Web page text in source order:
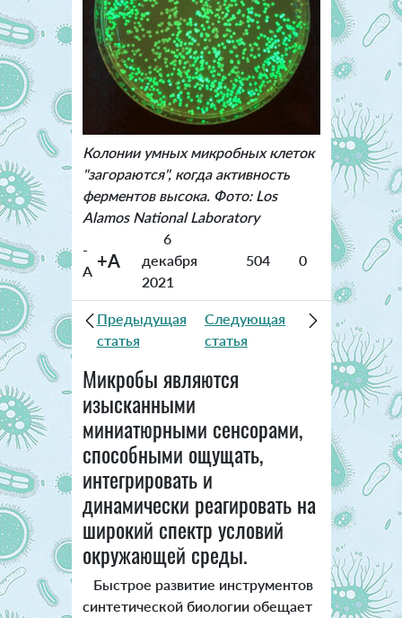
Колонии умных микробных клеток
"загораются", когда активность
ферментов высока. Фото: Los
Alamos National Laboratory
-
A +A
6
декабря
2021
504 0
Предыдущая
статья
Следующая
статья
Микробы являются
изысканными
миниатюрными сенсорами,
способными ощущать,
интегрировать и
динамически реагировать на
широкий спектр условий
окружающей среды.
Быстрое развитие инструментов
синтетической биологии обещает